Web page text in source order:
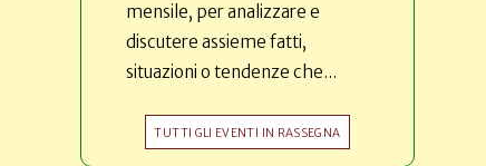
mensile, per analizzare e
discutere assieme fatti,
situazioni o tendenze che...
TUTTI GLI EVENTI IN RASSEGNA